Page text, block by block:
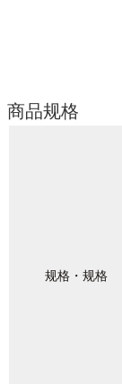
商品规格
规格・规格